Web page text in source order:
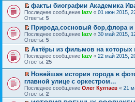
р
в
о
м
у
н
е
п
р
о
ч
и
а
н
н
о
е
й
т
и
к
п
е
р
в
о
м
у
н
е
п
р
о
П
е
р
й
т
и
к
п
е
р
в
о
м
у
н
факты биографии Академика
Последнее сообщение lazv « 01 июн 2015,
Ответы: 5
П
е
р
е
й
т
и
к
п
е
р
в
Природа,сосновый бор,флора и
Последнее сообщение lazv « 30 май 2015,
Ответы: 5
П
е
е
й
т
и
к
Актёры из фильмов на
Последнее сообщение lazv « 22 май 2015,
Ответы: 25
П
е
р
е
Новейшая история города в
главной улице с оркестром...
Последнее сообщение Олег Култаев « 21
Ответы: 2